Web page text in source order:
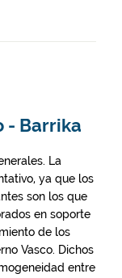
- Barrika
La
ya que los
son los que
en soporte
de los
Vasco. Dichos
entre